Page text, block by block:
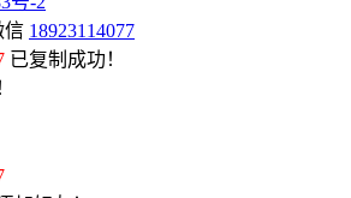
信 18923114077
已复制成功！